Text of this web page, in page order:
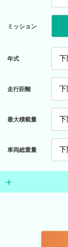
ミッション
年式
走行距離
最大積載量
車両総重量